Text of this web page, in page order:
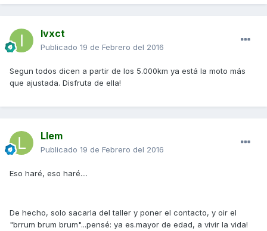
Ivxct
Publicado 19 de Febrero del 2016
Segun todos dicen a partir de los 5.000km ya está la moto más
que ajustada. Disfruta de ella!
Llem
Publicado 19 de Febrero del 2016
Eso haré, eso haré....
De hecho, solo sacarla del taller y poner el contacto, y oir el
"brrum brum brum"...pensé: ya es.mayor de edad, a vivir la vida!